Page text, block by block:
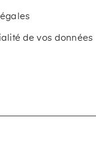
de vos données